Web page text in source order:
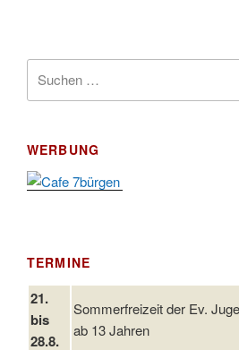
nach:
WERBUNG
TERMINE
21.
bis
28.8.
Sommerfreizeit der Ev.
ab 13 Jahren